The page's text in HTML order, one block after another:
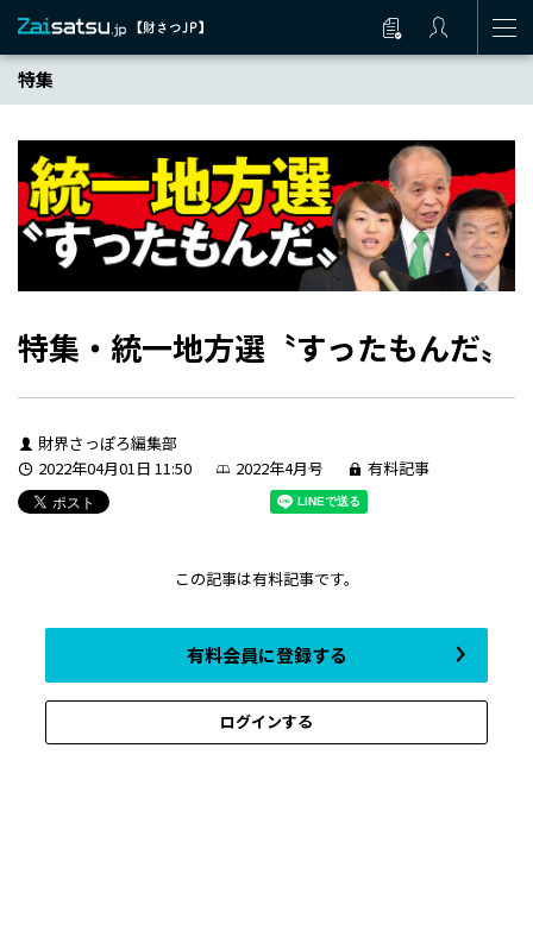
特集
特集・統一地方選〝すったもんだ〟
財界さっぽろ編集部
2022年04月01日 11:50
2022年4月号 有料記事
この記事は有料記事です。
有料会員に登録する
ログインする